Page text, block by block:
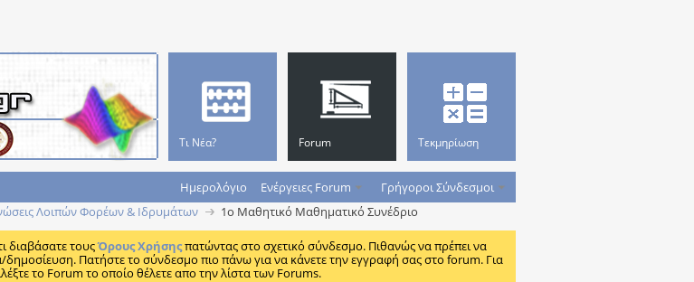
Τι Νέα? Forum
Ημερολόγιο Ενέργειες Forum Γρήγοροι Σύνδεσμοι
Τεκμηρίωση
Λοιπών Φορέων & Ιδρυμάτων 1ο Μαθητικό Μαθηματικό Συνέδριο
διαβάσατε τουςΌρους Χρήσηςπατώντας στο σχετικό σύνδεσμο. Πιθανώς να πρέπει να
δημοσίευση. Πατήστε το σύνδεσμο πιο πάνω για να κάνετε την εγγραφή σας στο forum. Για
το Forum το οποίο θέλετε απο την λίστα των Forums.